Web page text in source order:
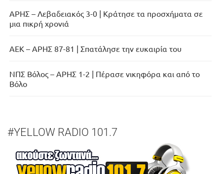
ΑΡΗΣ – Λεβαδειακός 3-0 | Κράτησε τα προσχήματα σε
μια πικρή χρονιά
ΑΕΚ – ΑΡΗΣ 87-81 | Σπατάλησε την ευκαιρία του
ΝΠΣ Βόλος – ΑΡΗΣ 1-2 | Πέρασε νικηφόρα και από το
Βόλο
#YELLOW RADIO 101.7